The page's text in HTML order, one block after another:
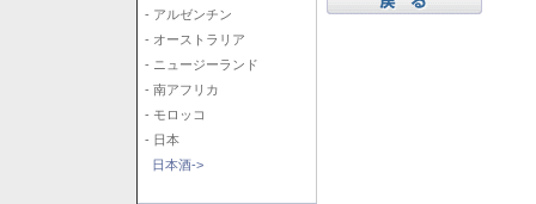
- アルゼンチン
- オーストラリア
- ニュージーランド
- 南アフリカ
- モロッコ
- 日本
日本酒->